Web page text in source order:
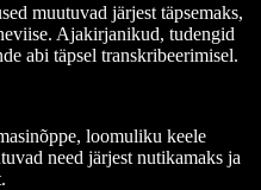
muutuvad järjest täpsemaks,
Ajakirjanikud, tudengid
abi täpsel transkribeerimisel.
loomuliku keele
need järjest nutikamaks ja